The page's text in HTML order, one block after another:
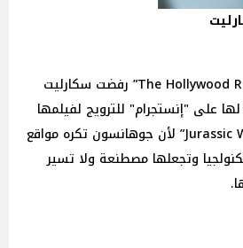
وبحسب موقع “The Hollywood Reporter” رفضت سكارليت
على "إنستجرام" للترويج لفيلمها
الجديد “Jurassic World: Rebirth” لأن جوهانسون تكره مواقع
وتجعلها مصطنعة ولا تسير